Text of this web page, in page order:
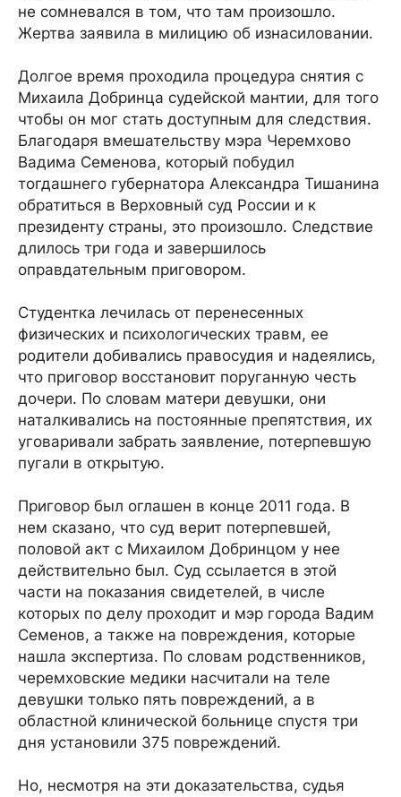
не сомневался в том, что там произошло.
Жертва заявила в милицию об изнасиловании.
Долгое время проходила процедура снятия с
Михаила Добринца судейской мантии, для того
чтобы он мог стать доступным для следствия.
Благодаря вмешательству мэра Черемхово
Вадима Семенова, который побудил
тогдашнего губернатора Александра Тишанина
обратиться в Верховный суд России и к
президенту страны, это произошло. Следствие
длилось три года и завершилось
оправдательным приговором.
Студентка лечилась от перенесенных
физических и психологических травм, ее
родители добивались правосудия и надеялись,
что приговор восстановит поруганную честь
дочери. По словам матери девушки, они
наталкивались на постоянные препятствия, их
уговаривали забрать заявление, потерпевшую
пугали в открытую.
Приговор был оглашен в конце 2011 года. В
нем сказано, что суд верит потерпевшей,
половой акт с Михаилом Добринцом у нее
действительно был. Суд ссылается в этой
части на показания свидетелей, в числе
которых по делу проходит и мэр города Вадим
Семенов, а также на повреждения, которые
нашла экспертиза. По словам родственников,
черемховские медики насчитали на теле
девушки только пять повреждений, а в
областной клинической больнице спустя три
дня установили 375 повреждений.
Но, несмотря на эти доказательства, судья